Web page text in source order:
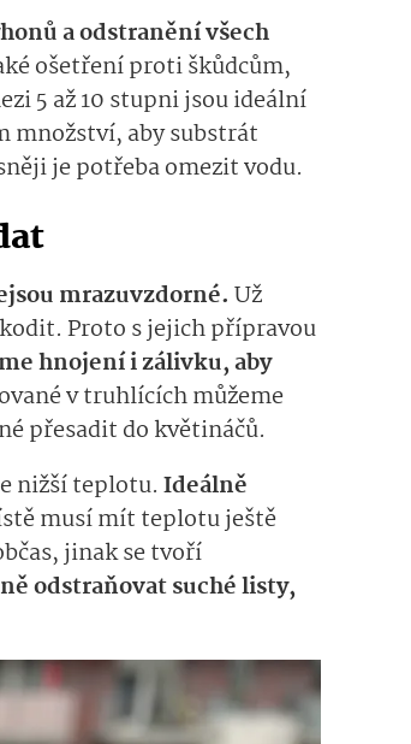
a odstranění všech
ošetření proti škůdcům,
5 až 10 stupni jsou ideální
množství, aby substrát
je potřeba omezit vodu.
mrazuvzdorné.Už
Proto s jejich přípravou
hnojení i zálivku, aby
v truhlících můžeme
přesadit do květináčů.
nižší teplotu. Ideálně
musí mít teplotu ještě
jinak se tvoří
odstraňovat suché listy,